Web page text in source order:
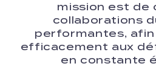
mission est de
collaborations
performantes,
efficacement aux
en constante